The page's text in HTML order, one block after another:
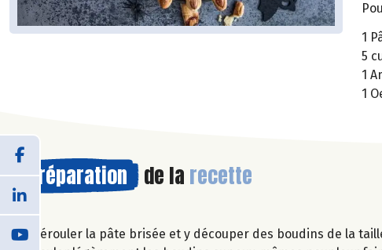
1
5
1
1
Préparation de la recette
Dérouler la pâte brisée et y découper des boudins de la